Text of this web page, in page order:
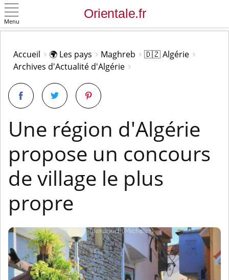
Menu
Accueil 🌍 Les pays Maghreb
🇩🇿 Algérie
Archives d'Actualité d'Algérie
Une région d'Algérie
propose un concours
de village le plus
propre